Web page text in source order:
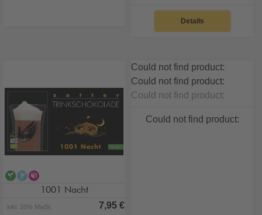
Details
veganalkoholfrei
1001 Nacht
inkl. 10% MwSt. 7,95 €
Could not find product:
Could not find product:
Could not find product:
Could not find product: